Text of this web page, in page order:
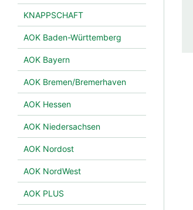
KNAPPSCHAFT
AOK Baden-Württemberg
AOK Bayern
AOK Bremen/Bremerhaven
AOK Hessen
AOK Niedersachsen
AOK Nordost
AOK NordWest
AOK PLUS